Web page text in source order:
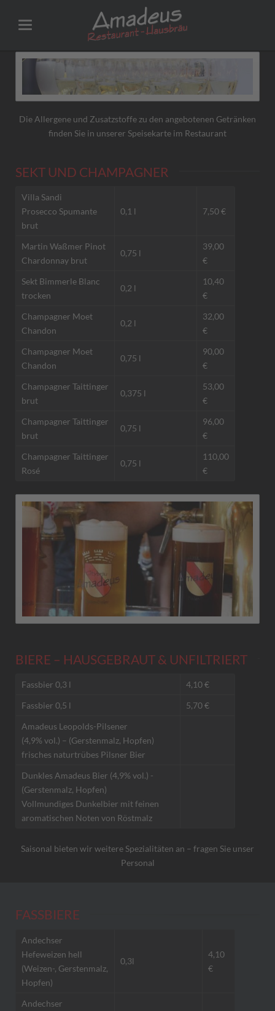
Die Allergene und Zusatzstoffe zu den angebotenen Getränken
finden Sie in unserer Speisekarte im Restaurant
SEKT UND CHAMPAGNER
Villa Sandi
Prosecco Spumante
brut
0,1 l 7,50 €
Martin Waßmer Pinot
Chardonnay brut
0,75 l
39,00
€
Sekt Bimmerle Blanc
trocken
0,2 l
10,40
€
Champagner Moet
Chandon
0,2 l
32,00
€
Champagner Moet
Chandon
0,75 l
90,00
€
Champagner Taittinger
brut
0,375 l
53,00
€
Champagner Taittinger
brut
0,75 l
96,00
€
Champagner Taittinger
Rosé
0,75 l
110,00
€
BIERE – HAUSGEBRAUT & UNFILTRIERT
Fassbier 0,3 l
4,10 €
Fassbier 0,5 l
5,70 €
Amadeus Leopolds-Pilsener
(4,9% vol.) – (Gerstenmalz, Hopfen)
frisches naturtrübes Pilsner Bier
Dunkles Amadeus Bier (4,9% vol.) -
(Gerstenmalz, Hopfen)
Vollmundiges Dunkelbier mit feinen
aromatischen Noten von Röstmalz
Saisonal bieten wir weitere Spezialitäten an – fragen Sie unser
Personal
FASSBIERE
Andechser
Hefeweizen hell
(Weizen-, Gerstenmalz,
Hopfen)
0,3l
4,10
€
Andechser